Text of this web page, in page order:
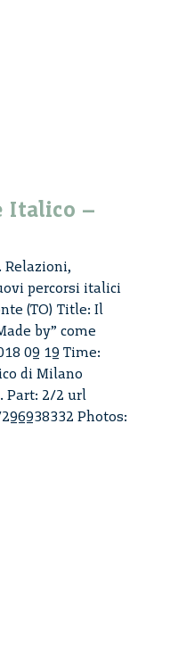
Italico –
Relazioni,
percorsi italici
(TO) Title: Il
by” come
09 19 Time:
di Milano
Part: 2/2 url
Photos: